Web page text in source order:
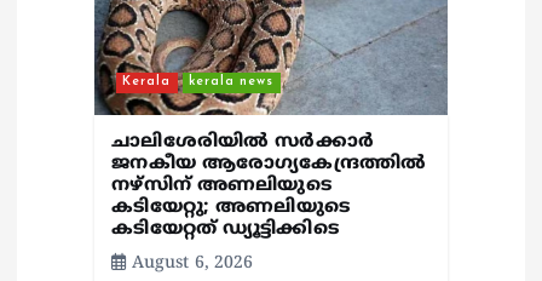
Kerala kerala news
ചാലിശേരിയില്‍ സര്‍ക്കാര്‍
ജനകീയ ആരോഗ്യകേന്ദ്രത്തില്‍
നഴ്സിന് അണലിയുടെ
കടിയേറ്റു; അണലിയുടെ
കടിയേറ്റത് ഡ്യൂട്ടിക്കിടെ
August 6, 2026